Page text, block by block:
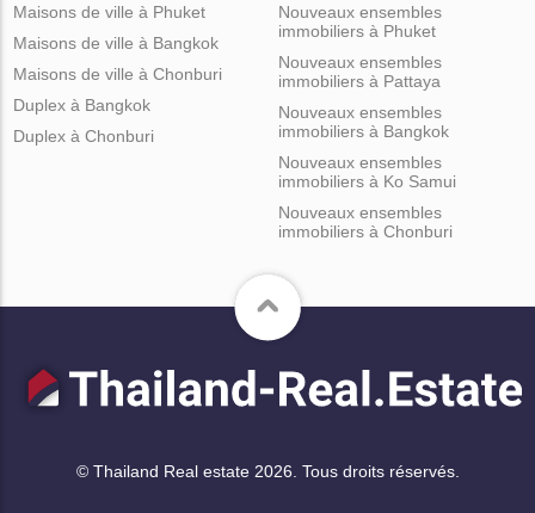
Maisons de ville à Phuket
Maisons de ville à Bangkok
Maisons de ville à Chonburi
Duplex à Bangkok
Duplex à Chonburi
Nouveaux ensembles
immobiliers à Phuket
Nouveaux ensembles
immobiliers à Pattaya
Nouveaux ensembles
immobiliers à Bangkok
Nouveaux ensembles
immobiliers à Ko Samui
Nouveaux ensembles
immobiliers à Chonburi
© Thailand Real estate 2026. Tous droits réservés.